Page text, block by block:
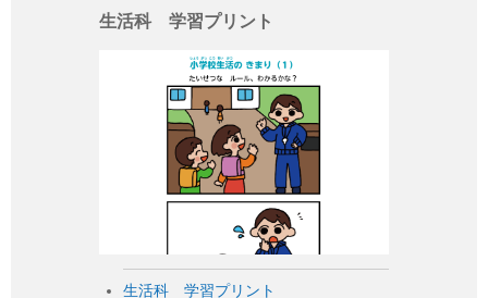
生活科 学習プリント
生活科 学習プリント